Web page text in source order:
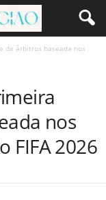
de árbitros baseada nos
nos
FIFA 2026